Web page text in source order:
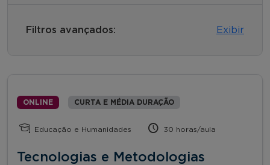
Filtros avançados: Exibir
ONLINE CURTA E MÉDIA DURAÇÃO
Educação e Humanidades 30 horas/aula
Tecnologias e Metodologias